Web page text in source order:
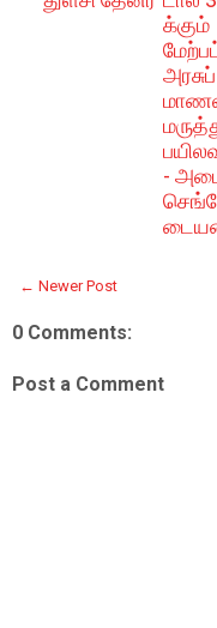
க்கும்
-
← Newer Post
0 Comments:
Post a Comment